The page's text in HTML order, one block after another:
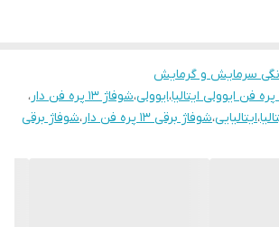
ها با پست و باربری
سرمایش و گرمایش
،ایوولی،شوفاژ 13 پره فن دار
،
،ایتالیایی،شوفاژ برقی 13 پره فن دار ،شوفاژ برقی